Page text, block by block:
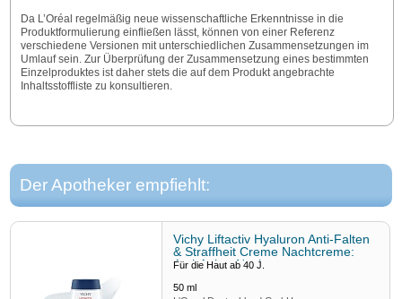
Da L’Oréal regelmäßig neue wissenschaftliche Erkenntnisse in die
Produktformulierung einfließen lässt, können von einer Referenz
verschiedene Versionen mit unterschiedlichen Zusammensetzungen im
Umlauf sein. Zur Überprüfung der Zusammensetzung eines bestimmten
Einzelproduktes ist daher stets die auf dem Produkt angebrachte
Inhaltsstoffliste zu konsultieren.
Der Apotheker empfiehlt:
Vichy Liftactiv Hyaluron Anti-Falten
& Straffheit Creme Nachtcreme:
Anti-Aging-Nachtcreme
Für die Haut ab 40 J.
50ml